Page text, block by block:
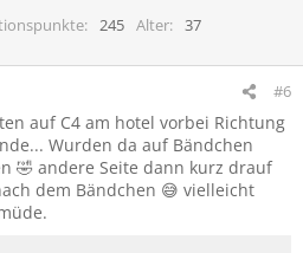
245 Alter
37
#6
auf C4 am hotel vorbei Richtung
Wurden da auf Bändchen
🤣 andere Seite dann kurz drauf
dem Bändchen 😅 vielleicht